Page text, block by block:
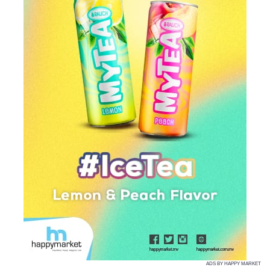
ADS BY HAPPY MARKET